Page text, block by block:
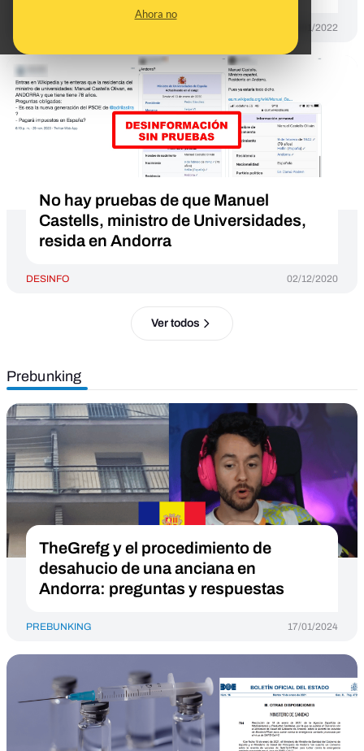
Ahora no
25/01/2022
No hay pruebas de que Manuel
Castells, ministro de Universidades,
resida en Andorra
DESINFO 02/12/2020
Ver todos
Prebunking
TheGrefg y el procedimiento de
desahucio de una anciana en
Andorra: preguntas y respuestas
PREBUNKING 17/01/2024